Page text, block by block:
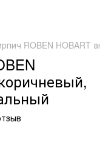
ROBEN HOBART